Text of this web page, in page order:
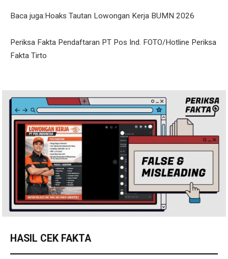
Baca juga:Hoaks Tautan Lowongan Kerja BUMN 2026
Periksa Fakta Pendaftaran PT Pos Ind. FOTO/Hotline Periksa
Fakta Tirto
HASIL CEK FAKTA